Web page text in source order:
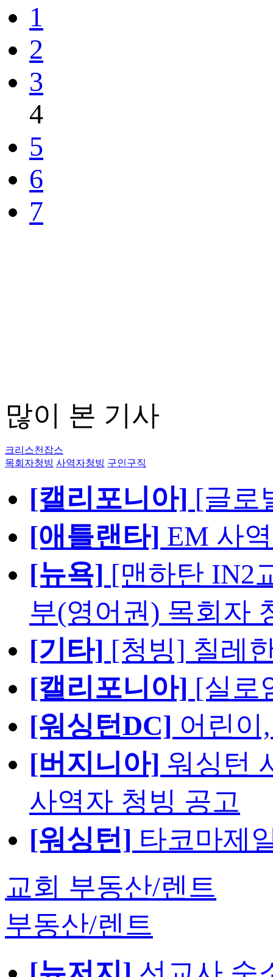
1
2
3
4
5
6
7
많이 본 기사
크리스천잡스
목회자청빙 사역자청빙 구인구직
[캘리포니아] [글로
[애틀랜타] EM 사
[뉴욕] [맨하탄 IN2
부(영어권) 목회자
[기타] [청빙] 칠레
[캘리포니아] [실로
[워싱턴DC] 어린이
[버지니아] 워싱턴
사역자 청빙 공고
[워싱턴] 타코마제
교회 부동산/렌트
부동산/렌트